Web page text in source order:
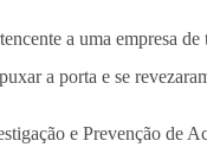
a uma empresa
a porta e se
e Prevenção de